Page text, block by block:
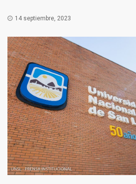
14 septiembre, 2023